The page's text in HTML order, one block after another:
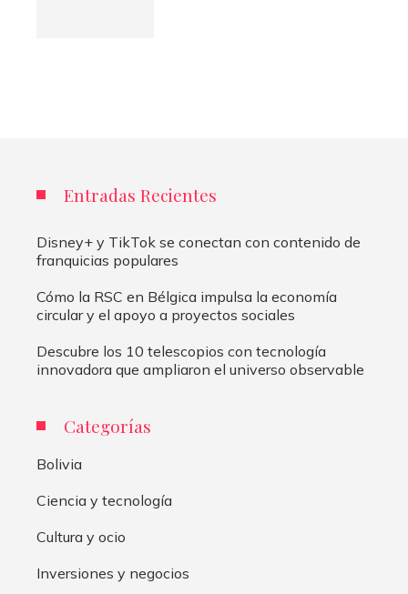
Entradas Recientes
Disney+ y TikTok se conectan con contenido de
franquicias populares
Cómo la RSC en Bélgica impulsa la economía
circular y el apoyo a proyectos sociales
Descubre los 10 telescopios con tecnología
innovadora que ampliaron el universo observable
Categorías
Bolivia
Ciencia y tecnología
Cultura y ocio
Inversiones y negocios